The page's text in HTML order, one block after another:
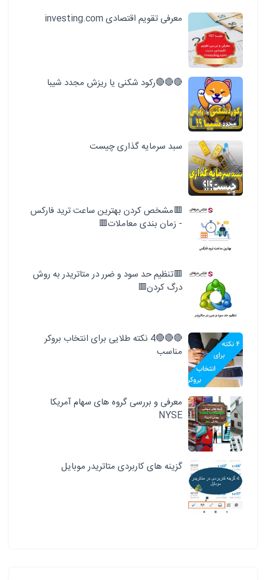
معرفی تقویم اقتصادی investing.com
🔴🔴🔴رکود شکنی یا ریزش مجدد شیبا
سبد سرمایه گذاری چیست
🟥مشخص کردن بهترین ساعت ترید فارکس
- زمان بندی معاملات🟥
🟥تنظیم حد سود و ضرر در متاتریدر به روش
درگ کردن🟥
🔴🔴🔴4 نکته طلایی برای انتخاب بروکر
مناسب
معرفی و بررسی گروه های سهام آمریکا
NYSE
گزینه های کاربردی متاتریدر موبایل